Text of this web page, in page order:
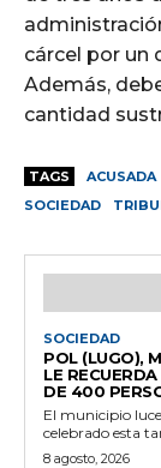
cárcel por un
Además,
cantidad
TAGS ACUSADA
SOCIEDAD
SOCIEDAD
POL (LUGO),
LE
DE 400
El municipio
celebrado esta
8 agosto, 2026